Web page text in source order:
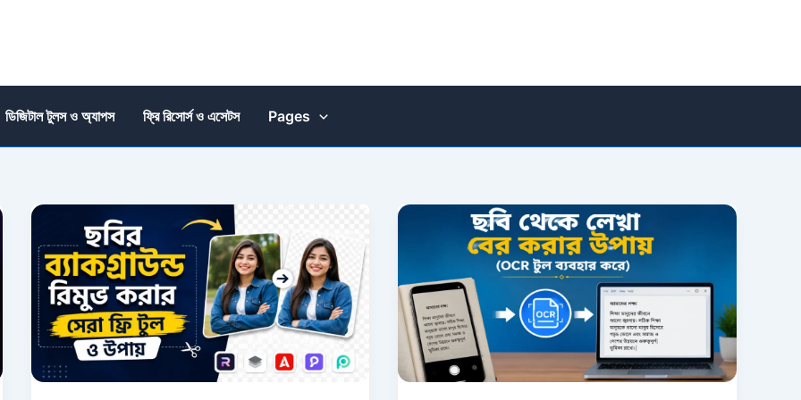
ডিজিটাল টুলস ও অ্যাপস ফ্রি রিসোর্স ও এসেটস Pages